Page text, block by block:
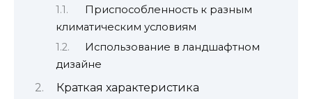
Приспособленность к разным
климатическим условиям
Использование в ландшафтном
дизайне
Краткая характеристика